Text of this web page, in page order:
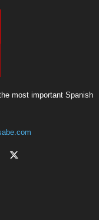
most important Spanish